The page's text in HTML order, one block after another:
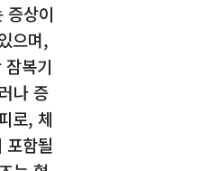
증상이
으며,
복기
나 증
로, 체
포함될